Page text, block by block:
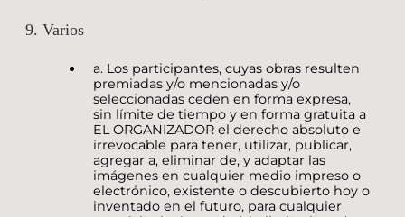
9. Varios
a. Los participantes, cuyas obras resulten
premiadas y/o mencionadas y/o
seleccionadas ceden en forma expresa,
sin límite de tiempo y en forma gratuita a
EL ORGANIZADOR el derecho absoluto e
irrevocable para tener, utilizar, publicar,
agregar a, eliminar de, y adaptar las
imágenes en cualquier medio impreso o
electrónico, existente o descubierto hoy o
inventado en el futuro, para cualquier